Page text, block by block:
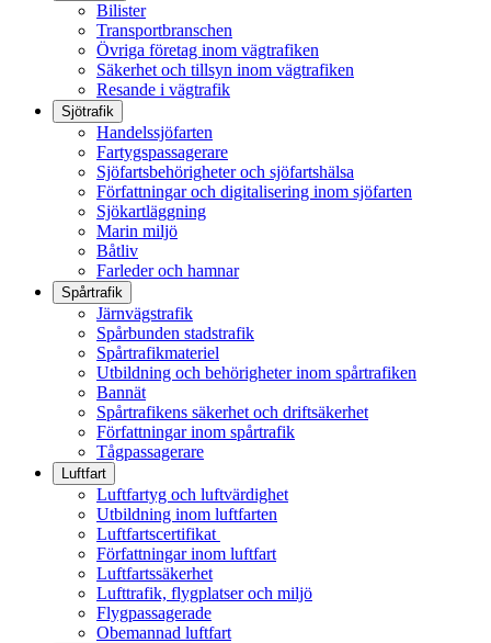
Bilister
Transportbranschen
Övriga företag inom vägtrafiken
Säkerhet och tillsyn inom vägtrafiken
Resande i vägtrafik
Sjötrafik
Handelssjöfarten
Fartygspassagerare
Sjöfartsbehörigheter och sjöfartshälsa
Författningar och digitalisering inom sjöfarten
Sjökartläggning
Marin miljö
Båtliv
Farleder och hamnar
Spårtrafik
Järnvägstrafik
Spårbunden stadstrafik
Spårtrafikmateriel
Utbildning och behörigheter inom spårtrafiken
Bannät
Spårtrafikens säkerhet och driftsäkerhet
Författningar inom spårtrafik
Tågpassagerare
Luftfart
Luftfartyg och luftvärdighet
Utbildning inom luftfarten
Luftfartscertifikat
Författningar inom luftfart
Luftfartssäkerhet
Lufttrafik, flygplatser och miljö
Flygpassagerade
Obemannad luftfart